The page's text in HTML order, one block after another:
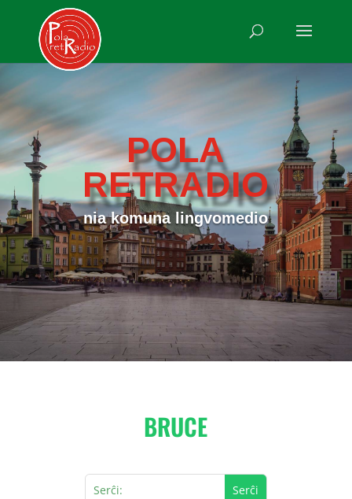
POLA
RETRADIO
nia komuna lingvomedio
BRUCE